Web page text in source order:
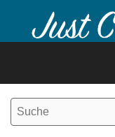
Inhalt